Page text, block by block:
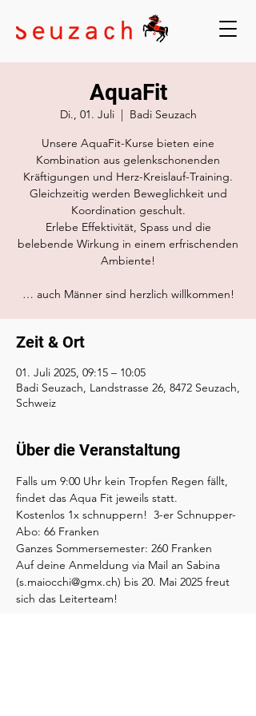
AquaFit
Di., 01. Juli
  |
Badi Seuzach
Unsere AquaFit-Kurse bieten eine
Kombination aus gelenkschonenden
Kräftigungen und Herz-Kreislauf-Training.
Gleichzeitig werden Beweglichkeit und
Koordination geschult.
Erlebe Effektivität, Spass und die
belebende Wirkung in einem erfrischenden
Ambiente!
… auch Männer sind herzlich willkommen!
Zeit & Ort
01. Juli 2025, 09:15 – 10:05
Badi Seuzach, Landstrasse 26, 8472 Seuzach,
Schweiz
Über die Veranstaltung
Falls um 9:00 Uhr kein Tropfen Regen fällt,
findet das Aqua Fit jeweils statt.
Kostenlos 1x schnuppern!  3-er Schnupper-
Abo: 66 Franken
Ganzes Sommersemester: 260 Franken
Auf deine Anmeldung via Mail an Sabina
(s.maiocchi@gmx.ch) bis 20. Mai 2025 freut
sich das Leiterteam!